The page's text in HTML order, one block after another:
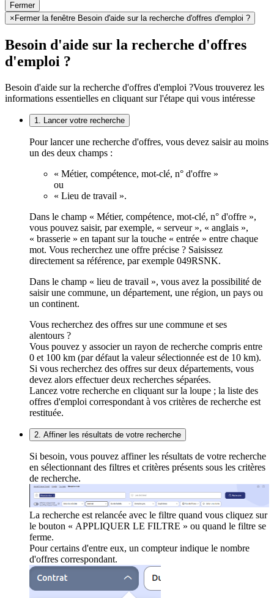
Fermer
× Fermer la fenêtre Besoin d'aide sur la recherche d'offres d'emploi ?
Besoin d'aide sur la recherche d'offres
d'emploi ?
Besoin d'aide sur la recherche d'offres d'emploi ?Vous trouverez les
informations essentielles en cliquant sur l'étape qui vous intéresse
1. Lancer votre recherche
Pour lancer une recherche d'offres, vous devez saisir au moins
un des deux champs :
« Métier, compétence, mot-clé, n° d'offre »
ou
« Lieu de travail ».
Dans le champ « Métier, compétence, mot-clé, n° d'offre »,
vous pouvez saisir, par exemple, « serveur », « anglais »,
« brasserie » en tapant sur la touche « entrée » entre chaque
mot. Vous recherchez une offre précise ? Saisissez
directement sa référence, par exemple 049RSNK.
Dans le champ « lieu de travail », vous avez la possibilité de
saisir une commune, un département, une région, un pays ou
un continent.
Vous recherchez des offres sur une commune et ses
alentours ?
Vous pouvez y associer un rayon de recherche compris entre
0 et 100 km (par défaut la valeur sélectionnée est de 10 km).
Si vous recherchez des offres sur deux départements, vous
devez alors effectuer deux recherches séparées.
Lancez votre recherche en cliquant sur la loupe ; la liste des
offres d'emploi correspondant à vos critères de recherche est
restituée.
2. Affiner les résultats de votre recherche
Si besoin, vous pouvez affiner les résultats de votre recherche
en sélectionnant des filtres et critères présents sous les critères
de recherche.
La recherche est relancée avec le filtre quand vous cliquez sur
le bouton « APPLIQUER LE FILTRE » ou quand le filtre se
ferme.
Pour certains d'entre eux, un compteur indique le nombre
d'offres correspondant.